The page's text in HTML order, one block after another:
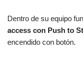
Dentro de su equipo
access con Push to
encendido con botón.